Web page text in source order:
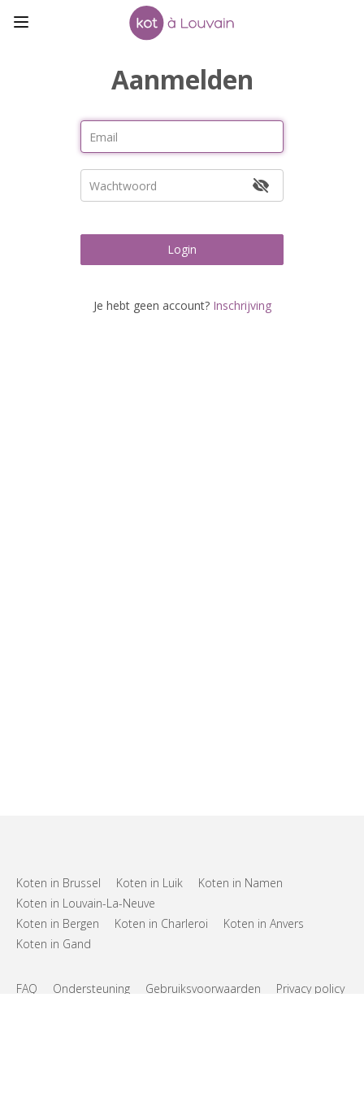
Aanmelden
Login
Je hebt geen account? Inschrijving
Koten in Brussel Koten in Luik
Koten in Namen
Koten in Louvain-La-Neuve
Koten in Bergen
Koten in Charleroi
Koten in Anvers
Koten in Gand
FAQ Ondersteuning Gebruiksvoorwaarden Privacy policy